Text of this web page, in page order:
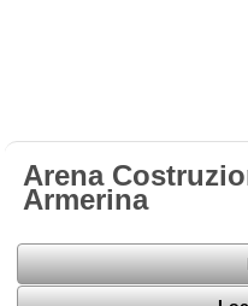
Arena
Armerina